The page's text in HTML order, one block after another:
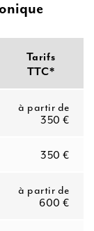
Tarifs
TTC*
à partir de
350 €
350 €
à partir de
600 €